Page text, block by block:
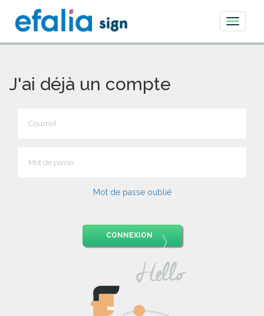
Toggle
J'ai déjà un compte
Mot de passe oublié
CONNEXION